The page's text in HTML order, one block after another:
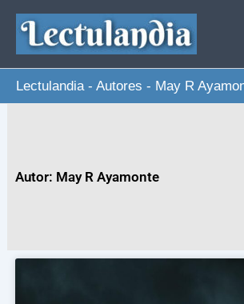
contenido
Lectulandia- Autores - May R
Autor: May R Ayamonte